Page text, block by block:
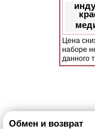
Цена
наборе
данного
Обмен и возврат